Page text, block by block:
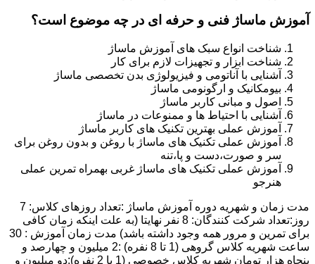
آموزش ماساژ فنی و حرفه ای در چه موضوع است؟
شناخت انواع سبک های آموزش ماساژ
شناخت ابزار و تجهیزات لازم برای کار
آشنایی با آناتومی و فیزیولوژی بدن تخصصی ماساژ
بیومکانیک و ارگونومی ماساژ
اصول و مبانی کاربر ماساژ
آشنایی با احتیاط ها و ممنوعات در ماساژ
آموزش عملی بهترین تکنیک های کاربر ماساژ
آموزش عملی تکنیک های ماساژ با روغن و بدون روغن برای
سر و صورت،دست و پا،تنه
آموزش عملی تکنیک های ماساژ غربی بهمراه تمرین عملی
هنرجو
مدت زمان و شهریه دوره آموزش ماساژ :تعداد روزهای کلاس: 7
روز:تعداد شرکت کنندگان: 8 نفر نهایتا (به علت اینکه زمان کافی
برای تمرین و مرور همه وجود داشته باشد) مدت زمان آموزش : 30
ساعت شهریه کلاس گروهی (1 تا 8 نفره) :2 میلیون و چهارصد و
پنجاه هزار تومان شهریه کلاس خصوصی (1 یا 2 نفره):دو میلیون و